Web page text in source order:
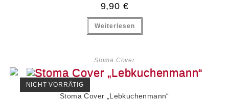
9,90 €
Weiterlesen
Stoma Cover
NICHT VORRÄTIG
Stoma Cover „Lebkuchenmann“